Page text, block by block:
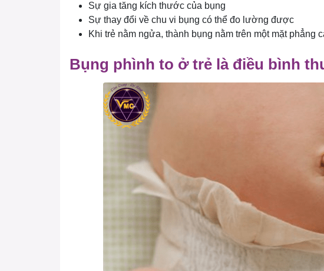
Sự gia tăng kích thước của bụng
Sự thay đổi về chu vi bụng có thể đo lường được
Khi trẻ nằm ngửa, thành bụng nằm trên một mặt
Bụng phình to ở trẻ là điều bình